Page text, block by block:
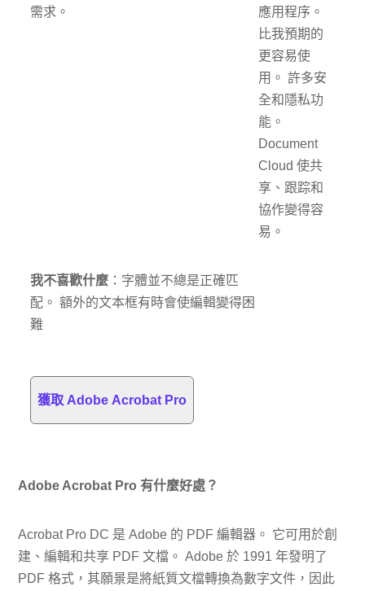
需求。
應用程序。
比我預期的
更容易使
用。 許多安
全和隱私功
能。
Document
Cloud 使共
享、跟踪和
協作變得容
易。
我不喜歡什麼 ：字體並不總是正確匹
配。 額外的文本框有時會使編輯變得困
難
獲取 Adob​​e Acrobat Pro
Adobe Acrobat Pro 有什麼好處？
Acrobat Pro DC 是 Adob​​e 的 PDF 編輯器。 它可用於創
建、編輯和共享 PDF 文檔。 Adobe 於 1991 年發明了
PDF 格式，其願景是將紙質文檔轉換為數字文件，因此